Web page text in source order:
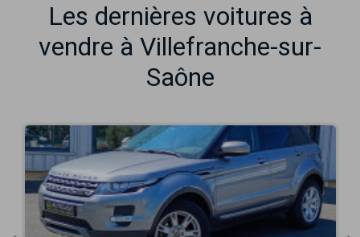
Les dernières voitures à
vendre à Villefranche-sur-
Saône